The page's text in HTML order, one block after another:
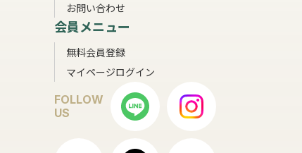
お問い合わせ
会員メニュー
無料会員登録
マイページログイン
FOLLOW
US